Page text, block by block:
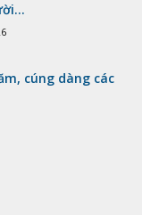
cúng dàng các